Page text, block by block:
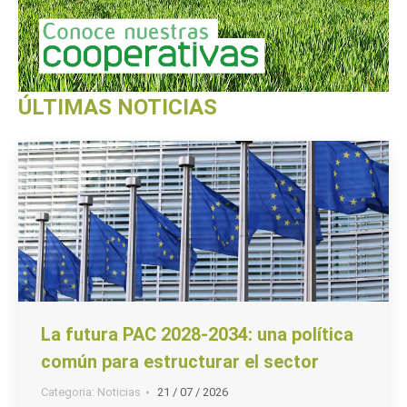
ÚLTIMAS NOTICIAS
La futura PAC 2028-2034: una política
común para estructurar el sector
Categoria: Noticias 21 / 07 / 2026